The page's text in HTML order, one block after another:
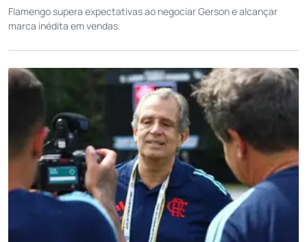
Flamengo supera expectativas ao negociar Gerson e alcançar
marca inédita em vendas.